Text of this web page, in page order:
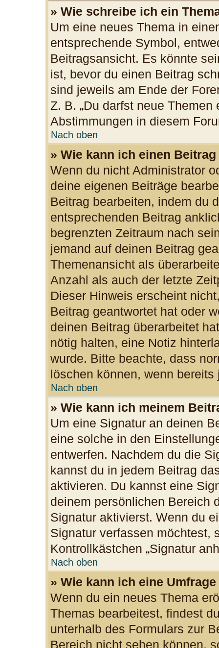
» Wie schreibe ich ein
Um eine neues Thema in
entsprechende Symbol,
Beitragsansicht. Es könnte
ist, bevor du einen Beitrag
sind jeweils am Ende der
Z. B. „Du darfst neue Themen
Abstimmungen in diesem
Nach oben
» Wie kann ich einen
Wenn du nicht Administrator
deine eigenen Beiträge
Beitrag bearbeiten, indem du
entsprechenden Beitrag
begrenzten Zeitraum nach
jemand auf deinen Beitrag
Themenansicht als
Anzahl als auch der letzte
Dieser Hinweis erscheint
Beitrag geantwortet hat oder
deinen Beitrag überarbeitet
nötig halten, eine Notiz
wurde. Bitte beachte, dass
löschen können, wenn
Nach oben
» Wie kann ich meinem
Um eine Signatur an deinen
eine solche in den
entwerfen. Nachdem du die
kannst du in jedem Beitrag
aktivieren. Du kannst eine
deinem persönlichen Bereich
Signatur aktivierst. Wenn du
Signatur verfassen möchtest,
Kontrollkästchen „Signatur
Nach oben
» Wie kann ich eine
Wenn du ein neues Thema
Themas bearbeitest, findest
unterhalb des Formulars zur
Bereich nicht sehen können,